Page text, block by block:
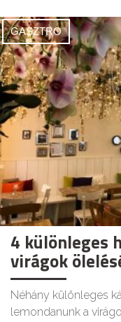
GASZTRO
4 különleges
virágok
Néhány különleges
lemondanunk a